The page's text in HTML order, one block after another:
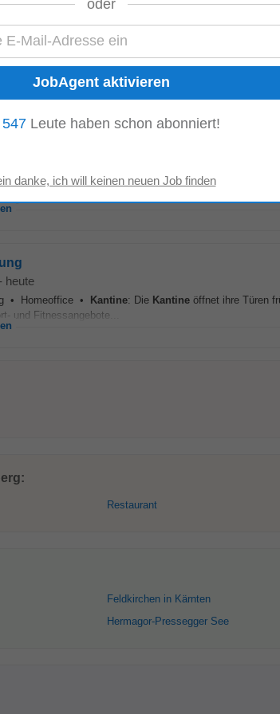
& Web
heute
Mitarbeiter:innen mit köstlichem Gebäck zum
GmbH • Sport...
JOBikes, der digitale Büro Buddy, uvm.. • Gute
unsere Mitarbeiter:innen...
- heute
• Homeoffice • Kantine: Die Kantine öffnet ihre Türen
und Fitnessangebote...
Restaurant
Feldkirchen in Kärnten
Hermagor-Pressegger See
oder
Leute haben schon abonniert!